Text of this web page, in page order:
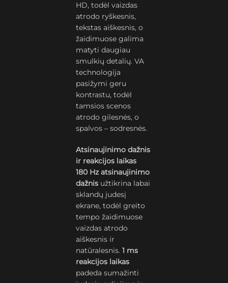
HD, todėl vaizdas
atrodo ryškesnis,
tekstas aiškesnis, o
žaidimuose galima
matyti daugiau
smulkių detalių. VA
technologija
pasižymi geru
kontrastu, todėl
tamsios scenos
atrodo gilesnės, o
spalvos – sodresnės.
Atsinaujinimo dažnis
ir reakcijos laikas
180 Hz atsinaujinimo
dažnis užtikrina labai
sklandų judesį
ekrane, todėl greito
tempo žaidimuose
vaizdas atrodo
aiškesnis ir
natūralesnis.1 ms
reakcijos laikas
padeda sumažinti